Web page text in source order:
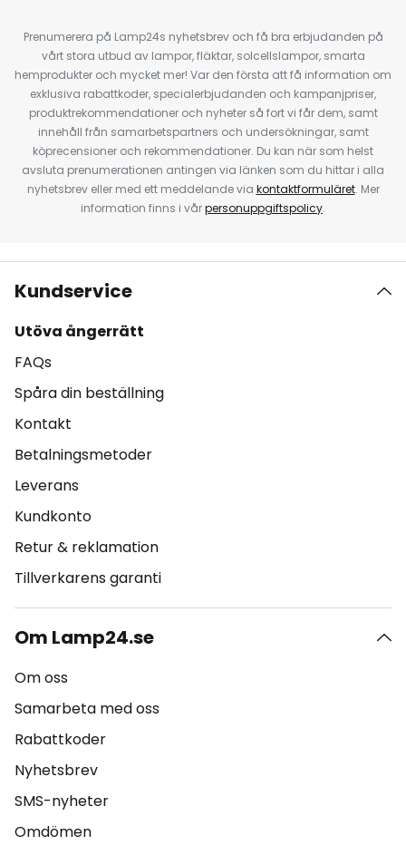
Prenumerera på Lamp24s nyhetsbrev och få bra erbjudanden på
vårt stora utbud av lampor, fläktar, solcellslampor, smarta
hemprodukter och mycket mer! Var den första att få information om
exklusiva rabattkoder, specialerbjudanden och kampanjpriser,
produktrekommendationer och nyheter så fort vi får dem, samt
innehåll från samarbetspartners och undersökningar, samt
köprecensioner och rekommendationer. Du kan när som helst
avsluta prenumerationen antingen via länken som du hittar i alla
nyhetsbrev eller med ett meddelande via kontaktformuläret. Mer
information finns i vårpersonuppgiftspolicy.
Kundservice
Utöva ångerrätt
FAQs
Spåra din beställning
Kontakt
Betalningsmetoder
Leverans
Kundkonto
Retur & reklamation
Tillverkarens garanti
Om Lamp24.se
Om oss
Samarbeta med oss
Rabattkoder
Nyhetsbrev
SMS-nyheter
Omdömen